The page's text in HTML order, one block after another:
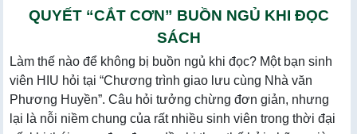
QUYẾT “CẮT CƠN” BUỒN NGỦ KHI ĐỌC
SÁCH
Làm thế nào để không bị buồn ngủ khi đọc? Một bạn sinh
viên HIU hỏi tại “Chương trình giao lưu cùng Nhà văn
Phương Huyền”. Câu hỏi tưởng chừng đơn giản, nhưng
lại là nỗi niềm chung của rất nhiều sinh viên trong thời đại